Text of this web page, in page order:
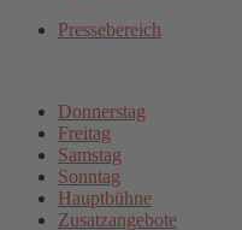
Pressebereich
Donnerstag
Freitag
Samstag
Sonntag
Hauptbühne
Zusatzangebote